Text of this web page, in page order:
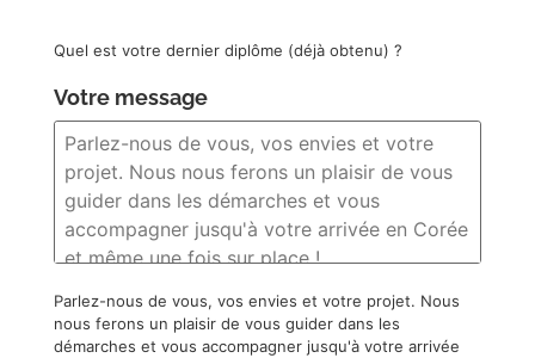
Quel est votre dernier diplôme (déjà obtenu) ?
Votre message
Parlez-nous de vous, vos envies et votre projet. Nous
nous ferons un plaisir de vous guider dans les
démarches et vous accompagner jusqu'à votre arrivée